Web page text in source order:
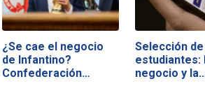
¿Se cae el negocio
de Infantino?
Confederación…
Selección de
estudiantes:
negocio y